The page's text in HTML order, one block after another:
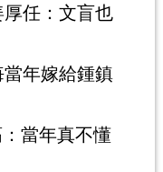
任：文盲也
年嫁給鍾鎮
當年真不懂